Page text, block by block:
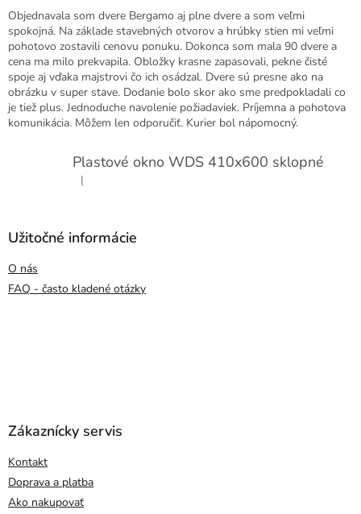
Objednavala som dvere Bergamo aj plne dvere a som veľmi
spokojná. Na základe stavebných otvorov a hrúbky stien mi veľmi
pohotovo zostavili cenovu ponuku. Dokonca som mala 90 dvere a
cena ma milo prekvapila. Obložky krasne zapasovali, pekne čisté
spoje aj vďaka majstrovi čo ich osádzal. Dvere sú presne ako na
obrázku v super stave. Dodanie bolo skor ako sme predpokladali co
je tiež plus. Jednoduche navolenie požiadaviek. Príjemna a pohotova
komunikácia. Môžem len odporučiť. Kurier bol nápomocný.
Plastové okno WDS 410x600 sklopné
Hodnotenie produktu je 5 z 5 hviezdičiek.
|
Užitočné informácie
O nás
FAQ - často kladené otázky
Zákaznícky servis
Kontakt
Doprava a platba
Ako nakupovať